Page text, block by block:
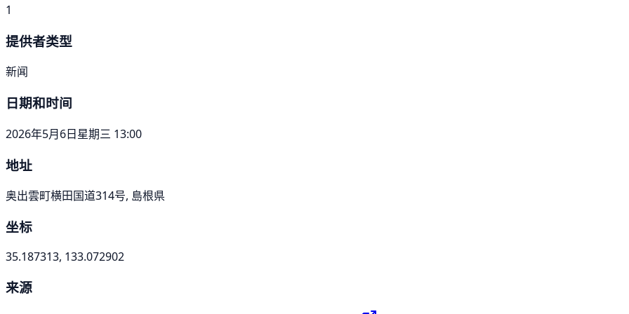
1
提供者类型
新闻
日期和时间
2026年5月6日星期三 13:00
地址
奥出雲町横田国道314号, 島根県
坐标
35.187313, 133.072902
来源